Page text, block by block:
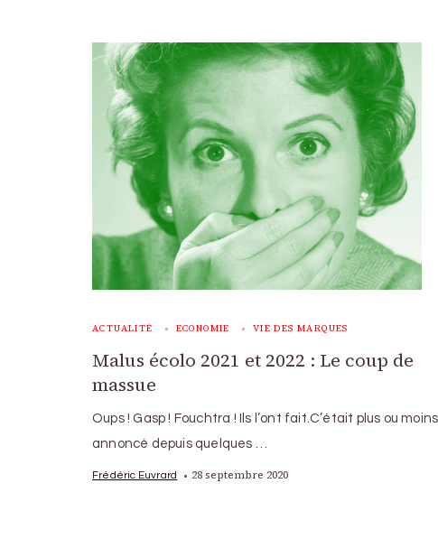
ACTUALITÉ ECONOMIE VIE DES MARQUES
Malus écolo 2021 et 2022 : Le coup de
massue
Oups ! Gasp ! Fouchtra ! Ils l’ont fait.C’était plus ou moins
annoncé depuis quelques …
Frédéric Euvrard 28 septembre 2020